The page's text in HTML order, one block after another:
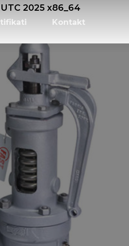
2025 x86_64
Kontakt